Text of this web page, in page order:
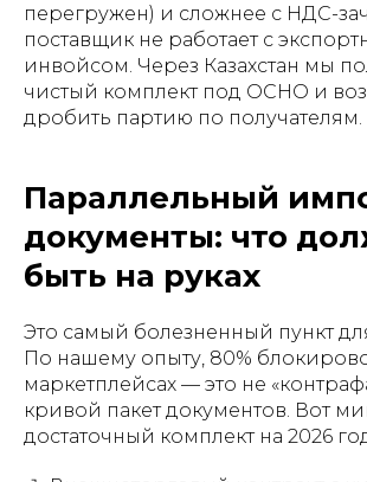
перегружен) и сложнее с НДС-
поставщик не работает с
инвойсом. Через Казахстан мы
чистый комплект под ОСНО и
дробить партию по получателям.
Параллельный
документы: что
быть на руках
Это самый болезненный пункт
По нашему опыту, 80%
маркетплейсах — это не
кривой пакет документов. Вот
достаточный комплект на 2026